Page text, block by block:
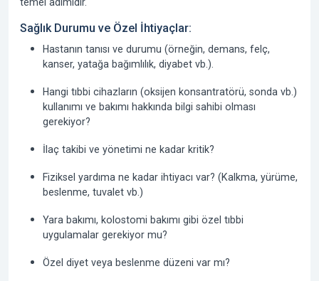
Sağlık Durumu ve Özel İhtiyaçlar:
Hastanın tanısı ve durumu (örneğin, demans, felç,
kanser, yatağa bağımlılık, diyabet vb.).
Hangi tıbbi cihazların (oksijen konsantratörü, sonda vb.)
kullanımı ve bakımı hakkında bilgi sahibi olması
gerekiyor?
İlaç takibi ve yönetimi ne kadar kritik?
Fiziksel yardıma ne kadar ihtiyacı var? (Kalkma, yürüme,
beslenme, tuvalet vb.)
Yara bakımı, kolostomi bakımı gibi özel tıbbi
uygulamalar gerekiyor mu?
Özel diyet veya beslenme düzeni var mı?